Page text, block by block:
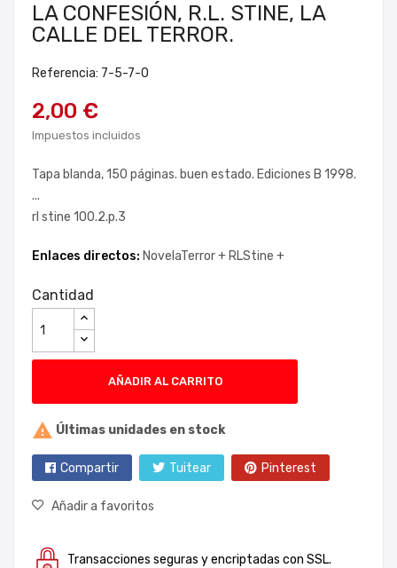
LA CONFESIÓN, R.L. STINE, LA
CALLE DEL TERROR.
Referencia: 7-5-7-0
2,00 €
Impuestos incluidos
Tapa blanda, 150 páginas. buen estado. Ediciones B 1998.
...
rl stine 100.2.p.3
Enlaces directos: NovelaTerror + RLStine +
Cantidad
AÑADIR AL CARRITO
 Últimas unidades en stock
Compartir Tuitear Pinterest
Añadir a favoritos
Transacciones seguras y encriptadas con SSL.